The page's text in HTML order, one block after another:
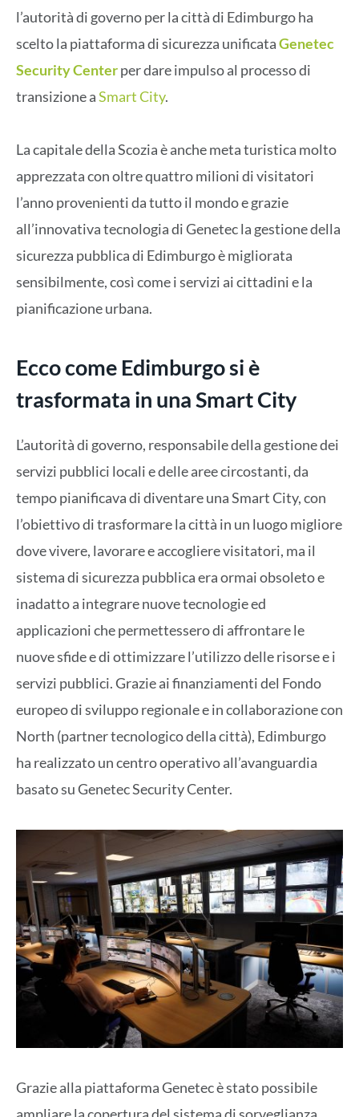
l’autorità di governo per la città di Edimburgo ha
scelto la piattaforma di sicurezza unificataGenetec
Security Centerper dare impulso al processo di
transizione aSmart City.
La capitale della Scozia è anche meta turistica molto
apprezzata con oltre quattro milioni di visitatori
l’anno provenienti da tutto il mondo e grazie
all’innovativa tecnologia di Genetec la gestione della
sicurezza pubblica di Edimburgo è migliorata
sensibilmente, così come i servizi ai cittadini e la
pianificazione urbana.
Ecco come Edimburgo si è
trasformata in una Smart City
L’autorità di governo, responsabile della gestione dei
servizi pubblici locali e delle aree circostanti, da
tempo pianificava di diventare una Smart City, con
l’obiettivo di trasformare la città in un luogo migliore
dove vivere, lavorare e accogliere visitatori, ma il
sistema di sicurezza pubblica era ormai obsoleto e
inadatto a integrare nuove tecnologie ed
applicazioni che permettessero di affrontare le
nuove sfide e di ottimizzare l’utilizzo delle risorse e i
servizi pubblici. Grazie ai finanziamenti del Fondo
europeo di sviluppo regionale e in collaborazione con
North (partner tecnologico della città), Edimburgo
ha realizzato un centro operativo all’avanguardia
basato su Genetec Security Center.
Grazie alla piattaforma Genetec è stato possibile